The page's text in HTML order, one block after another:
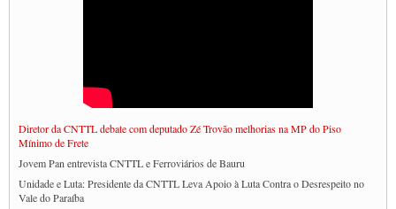
Diretor da CNTTL debate com deputado Zé Trovão melhorias na MP do Piso
Mínimo de Frete
Jovem Pan entrevista CNTTL e Ferroviários de Bauru
Unidade e Luta: Presidente da CNTTL Leva Apoio à Luta Contra o Desrespeito no
Vale do Paraíba